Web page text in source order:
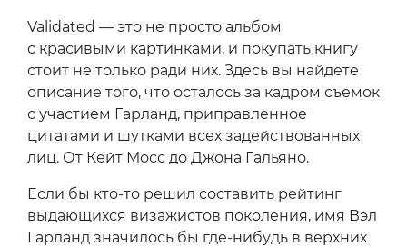
Validated — это не просто альбом
с красивыми картинками, и покупать книгу
стоит не только ради них. Здесь вы найдете
описание того, что осталось за кадром съемок
с участием Гарланд, приправленное
цитатами и шутками всех задействованных
лиц. От Кейт Мосс до Джона Гальяно.
Если бы кто-то решил составить рейтинг
выдающихся визажистов поколения, имя Вэл
Гарланд значилось бы где-нибудь в верхних